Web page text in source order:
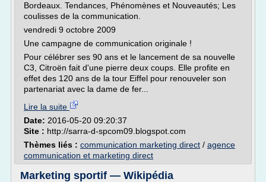
Bordeaux. Tendances, Phénomènes et Nouveautés; Les
coulisses de la communication.
vendredi 9 octobre 2009
Une campagne de communication originale !
Pour célébrer ses 90 ans et le lancement de sa nouvelle
C3, Citroën fait d'une pierre deux coups. Elle profite en
effet des 120 ans de la tour Eiffel pour renouveler son
partenariat avec la dame de fer...
Lire la suite
Date: 2016-05-20 09:20:37
Site : http://sarra-d-spcom09.blogspot.com
Thèmes liés : communication marketing direct / agence
communication et marketing direct
Marketing sportif — Wikipédia